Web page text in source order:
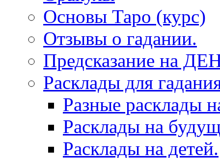
Основы Таро (курс)
Отзывы о гадании.
Предсказание на
Расклады для
Разные расклады
Расклады на
Расклады на детей.